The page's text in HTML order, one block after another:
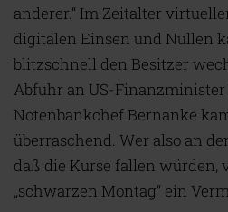
anderer.“ Im Zeitalter
digitalen Einsen und Nullen
blitzschnell den Besitzer
Abfuhr an US-Finanzminister
Notenbankchef Bernanke
überraschend. Wer also an
daß die Kurse fallen würden,
„schwarzen Montag“ ein